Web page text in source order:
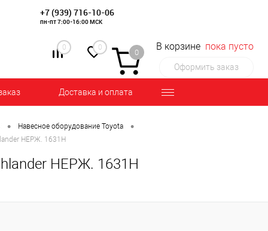
+7 (939) 716-10-06
пн-пт 7:00-16:00 МСК
0 0
0
В корзине пока пусто
Оформить заказ
Доставка и оплата
• Навесное оборудование Toyota •
НЕРЖ. 1631Н
НЕРЖ. 1631Н